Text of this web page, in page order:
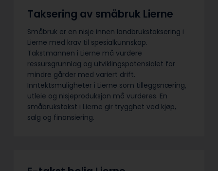
Taksering av småbruk Lierne
Småbruk er en nisje innen landbrukstaksering i
Lierne med krav til spesialkunnskap.
Takstmannen i Lierne må vurdere
ressursgrunnlag og utviklingspotensialet for
mindre gårder med variert drift.
Inntektsmuligheter i Lierne som tilleggsnæring,
utleie og nisjeproduksjon må vurderes. En
småbrukstakst i Lierne gir trygghet ved kjøp,
salg og finansiering.